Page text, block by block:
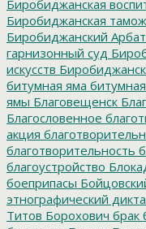
Биробиджанская
Биробиджанская
Биробиджанский Арбат
гарнизонный суд
искусств
битумная яма
ямы Благовещенск
Благословенное
акция
благотворительность
благоустройство
боеприпасы
этнографический
Титов Борохович брак